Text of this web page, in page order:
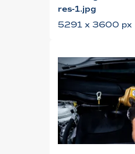
res-1.jpg
5291 x 3600 px